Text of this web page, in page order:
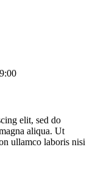
elit, sed do
aliqua. Ut
ullamco laboris nisi